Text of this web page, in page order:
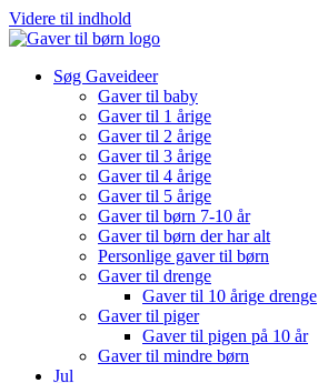
Videre til indhold
Søg Gaveideer
Gaver til baby
Gaver til 1 årige
Gaver til 2 årige
Gaver til 3 årige
Gaver til 4 årige
Gaver til 5 årige
Gaver til børn 7-10 år
Gaver til børn der har alt
Personlige gaver til børn
Gaver til drenge
Gaver til 10 årige drenge
Gaver til piger
Gaver til pigen på 10 år
Gaver til mindre børn
Jul